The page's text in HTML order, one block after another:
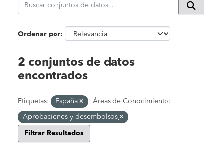
Ordenar por
2 conjuntos de datos
encontrados
Etiquetas: España Áreas de Conocimiento:
Aprobaciones y desembolsos
Filtrar Resultados